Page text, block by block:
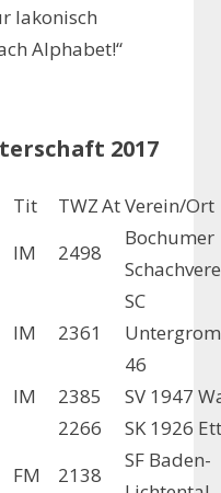
lakonisch
Alphabet!“
2017
Tit TWZAtVerein/Ort
IM 2498
Bochumer
IM 2361
SC
46
IM 2385
SV 1947
2266
SK 1926
FM 2138
SF Baden-